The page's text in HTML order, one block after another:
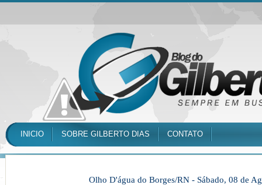
INICIO SOBRE GILBERTO DIAS CONTATO
Olho D'água do Borges/RN - Sábado, 08 de